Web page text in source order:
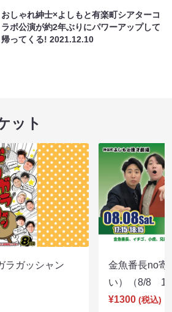
おしゃれ紳士×よしもと有楽町シアターコ
ラボ公演が約2年ぶりにパワーアップして
帰ってくる!2021.12.10
ット
ラガッシャン
金魚番長no寄
い）（8/8
¥1300 (税込)